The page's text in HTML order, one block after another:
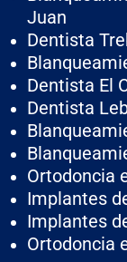
Juan
Dentista
Dentista El
Dentista
Ortodoncia
Implantes
Implantes
Ortodoncia